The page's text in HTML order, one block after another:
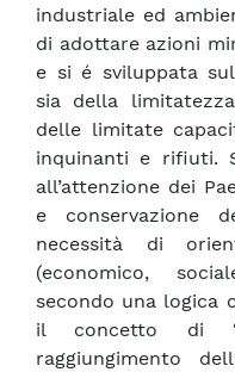
industriale ed
di adottare azioni
e si é sviluppata
sia della
delle limitate
inquinanti e rifiuti.
all’attenzione dei
e conservazione
necessità di
(economico,
secondo una logica
il concetto di
raggiungimento